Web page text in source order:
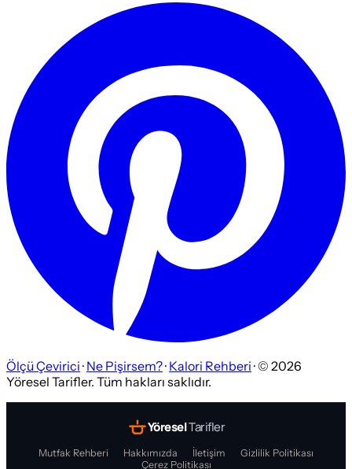
Ölçü Çevirici · Ne Pişirsem?· Kalori Rehberi · © 2026
Yöresel Tarifler. Tüm hakları saklıdır.
YöreselTarifler
Mutfak Rehberi Hakkımızda İletişim
Gizlilik Politikası
Çerez Politikası